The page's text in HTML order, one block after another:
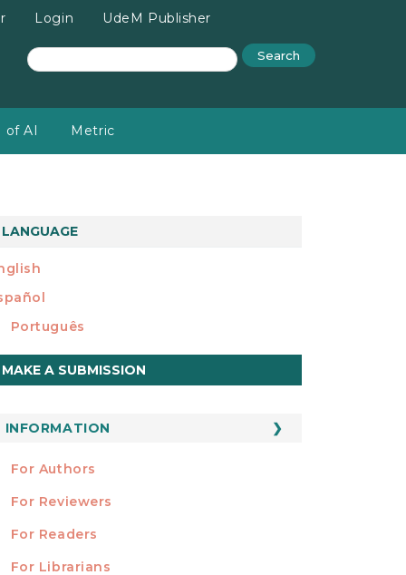
Login UdeM Publisher
of AI Metric
Search
LANGUAGE
Português
MAKE A SUBMISSION
INFORMATION
For Authors
For Reviewers
For Readers
For Librarians